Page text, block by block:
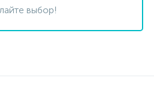
выбор!